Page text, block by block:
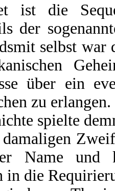
ist die
der
selbst war
über ein
zu erlangen.
spielte
Name und
in die